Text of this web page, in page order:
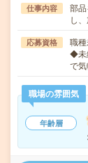
仕事内容
部
し
応募資格
職
◆未
で
職場の雰囲気
年齢層